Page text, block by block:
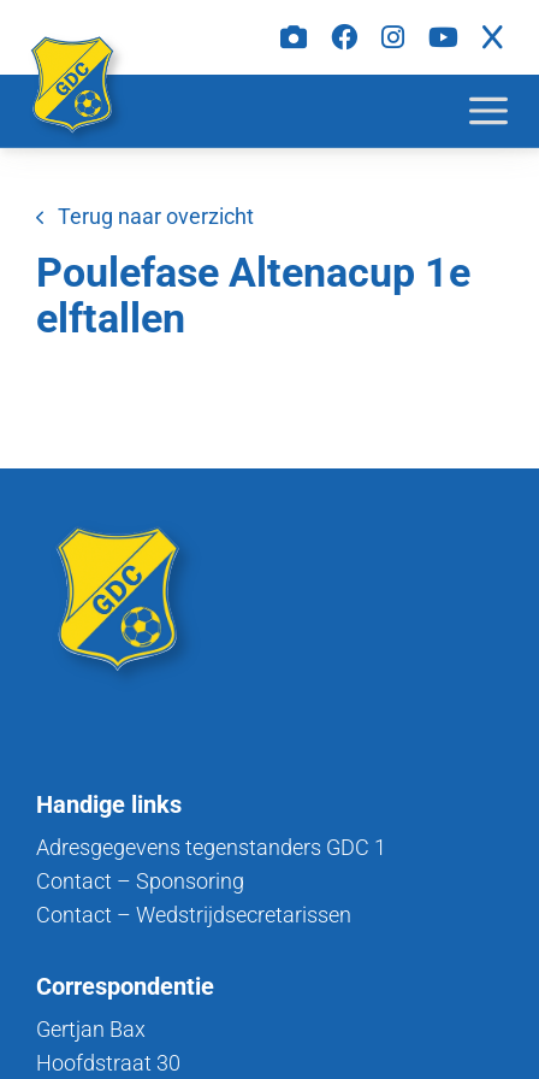
Terug naar overzicht
Poulefase Altenacup 1e
elftallen
Handige links
Adresgegevens tegenstanders GDC 1
Contact – Sponsoring
Contact – Wedstrijdsecretarissen
Correspondentie
Gertjan Bax
Hoofdstraat 30